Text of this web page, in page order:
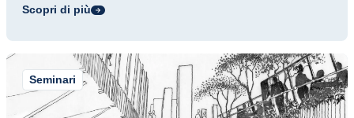
Scopri di più
Seminari